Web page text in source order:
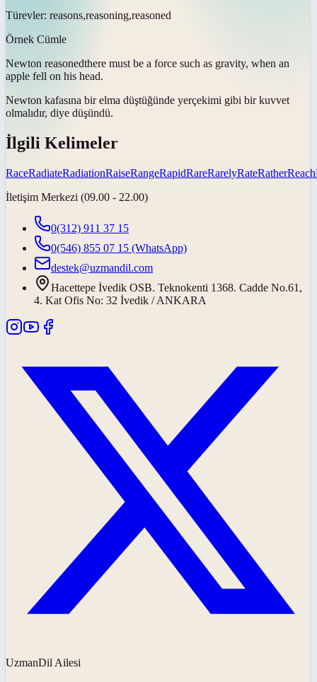
Türevler: reasons,reasoning,reasoned
Örnek Cümle
Newton reasonedthere must be a force such as gravity, when an
apple fell on his head.
Newton kafasına bir elma düştüğünde yerçekimi gibi bir kuvvet
olmalıdır, diye düşündü.
İlgili Kelimeler
RaceRadiateRadiationRaiseRangeRapidRareRarelyRateRatherReach
İletişim Merkezi (09.00 - 22.00)
0(312) 911 37 15
0(546) 855 07 15 (WhatsApp)
destek@uzmandil.com
Hacettepe İvedik OSB. Teknokenti 1368. Cadde No.61,
4. Kat Ofis No: 32 İvedik / ANKARA
UzmanDil Ailesi